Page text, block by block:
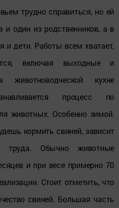
трудно справиться, но ей
и один из родственников, а в
и дети. Работы всем хватает,
включая выходные и
кухне
процесс по
животных. Особенно зимой.
кормить свиней, зависит
труда. Обычно животные
и при весе примерно 70
Стоит отметить, что
свиней. Большая часть